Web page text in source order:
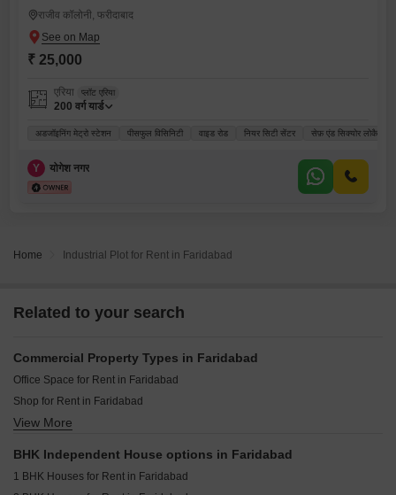
राजीव कॉलोनी, फरीदाबाद
₹ 25,000
एरिया प्लॉट एरिया
200 वर्ग यार्ड
अडजॉइनिंग मेट्रो स्टेशन पीसफुल विसिनिटी वाइड रोड नियर सिटी सेंटर सेफ़ एंड सिक्योर लोकैलिटी
Y योगेश नगर
Home Industrial Plot for Rent in Faridabad
Related to your search
Commercial Property Types in Faridabad
Office Space for Rent in Faridabad
Shop for Rent in Faridabad
Warehouse for Rent in Faridabad
View More
BHK Independent House options in Faridabad
1 BHK Houses for Rent in Faridabad